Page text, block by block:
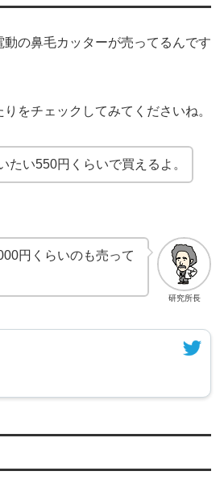
動の鼻毛カッターが売ってるんです
をチェックしてみてくださいね。
たい550円くらいで買えるよ。
研究所長
円くらいのも売って